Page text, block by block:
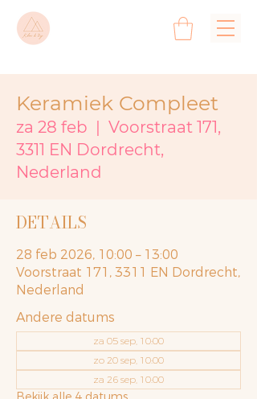
Keramiek Compleet
za 28 feb
  |
Voorstraat 171,
3311 EN Dordrecht,
Nederland
DETAILS
28 feb 2026, 10:00 – 13:00
Voorstraat 171, 3311 EN Dordrecht,
Nederland
Andere datums
za 05 sep, 10:00
zo 20 sep, 10:00
za 26 sep, 10:00